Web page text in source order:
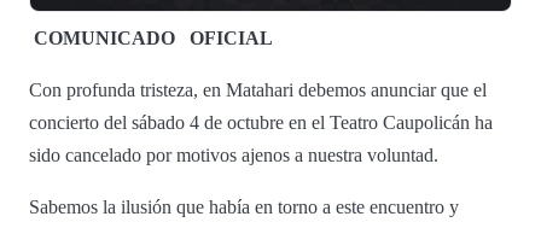
COMUNICADO OFICIAL
Con profunda tristeza, en Matahari debemos anunciar que el
concierto del sábado 4 de octubre en el Teatro Caupolicán ha
sido cancelado por motivos ajenos a nuestra voluntad.
Sabemos la ilusión que había en torno a este encuentro y